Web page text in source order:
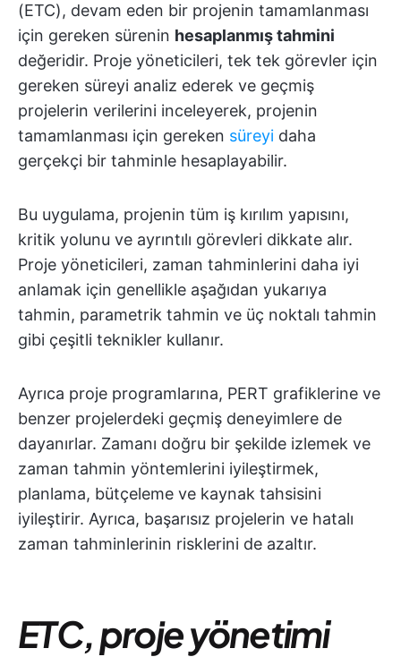
(ETC), devam eden bir projenin tamamlanması
için gereken sürenin hesaplanmış tahmini
değeridir. Proje yöneticileri, tek tek görevler için
gereken süreyi analiz ederek ve geçmiş
projelerin verilerini inceleyerek, projenin
tamamlanması için gereken süreyi daha
gerçekçi bir tahminle hesaplayabilir.
Bu uygulama, projenin tüm iş kırılım yapısını,
kritik yolunu ve ayrıntılı görevleri dikkate alır.
Proje yöneticileri, zaman tahminlerini daha iyi
anlamak için genellikle aşağıdan yukarıya
tahmin, parametrik tahmin ve üç noktalı tahmin
gibi çeşitli teknikler kullanır.
Ayrıca proje programlarına, PERT grafiklerine ve
benzer projelerdeki geçmiş deneyimlere de
dayanırlar. Zamanı doğru bir şekilde izlemek ve
zaman tahmin yöntemlerini iyileştirmek,
planlama, bütçeleme ve kaynak tahsisini
iyileştirir. Ayrıca, başarısız projelerin ve hatalı
zaman tahminlerinin risklerini de azaltır.
ETC, proje yönetimi